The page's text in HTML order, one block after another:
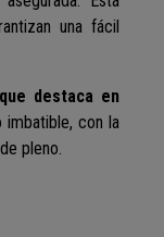
una fácil
destaca en
imbatible, con la
pleno.